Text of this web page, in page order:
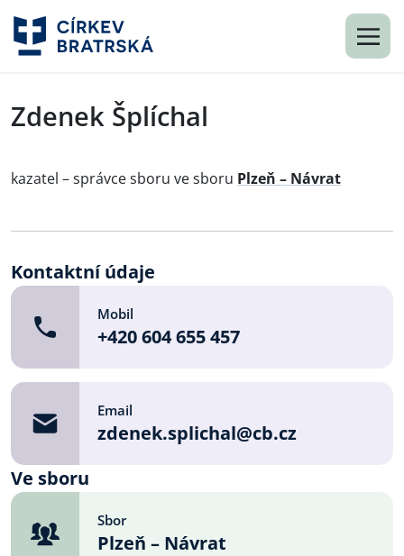
Zdenek Šplíchal
kazatel – správce sboru ve sboru Plzeň – Návrat
Kontaktní údaje
Mobil
+420 604 655 457
Email
zdenek.splichal@cb.cz
Ve sboru
Sbor
Plzeň – Návrat